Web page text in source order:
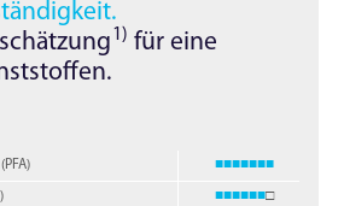
1) für eine
■■■■■■■
■■■■■■□